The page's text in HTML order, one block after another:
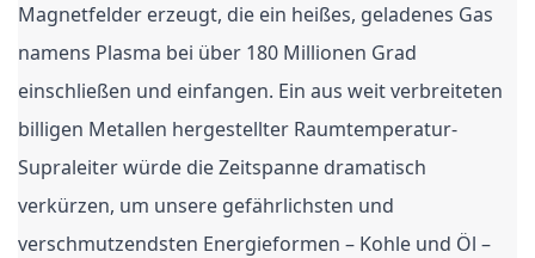
Magnetfelder erzeugt, die ein heißes, geladenes Gas
namens Plasma bei über 180 Millionen Grad
einschließen und einfangen. Ein aus weit verbreiteten
billigen Metallen hergestellter Raumtemperatur-
Supraleiter würde die Zeitspanne dramatisch
verkürzen, um unsere gefährlichsten und
verschmutzendsten Energieformen – Kohle und Öl –